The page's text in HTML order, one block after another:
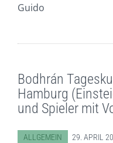
Guido
Bodhrán
Hamburg
und Spieler mit
ABGELEGT IN:
ALLGEMEIN 29. APRIL